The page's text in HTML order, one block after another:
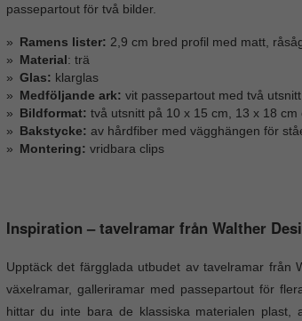
passepartout för två bilder.
Ramens lister: 2,9 cm bred profil med matt,
Material: trä
Glas: klarglas
Medföljande ark: vit passepartout med två utsnitt
Bildformat: två utsnitt på 10 x 15 cm, 13 x 18 cm
Bakstycke: av hårdfiber med vägghängen för
Montering: vridbara clips
Inspiration – tavelramar från Walther
Upptäck det färgglada utbudet av tavelramar från
växelramar, galleriramar med passepartout för
hittar du inte bara de klassiska materialen plast,